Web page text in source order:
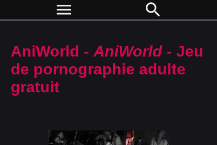
menu search
AniWorld -AniWorld - Jeu
de pornographie adulte
gratuit